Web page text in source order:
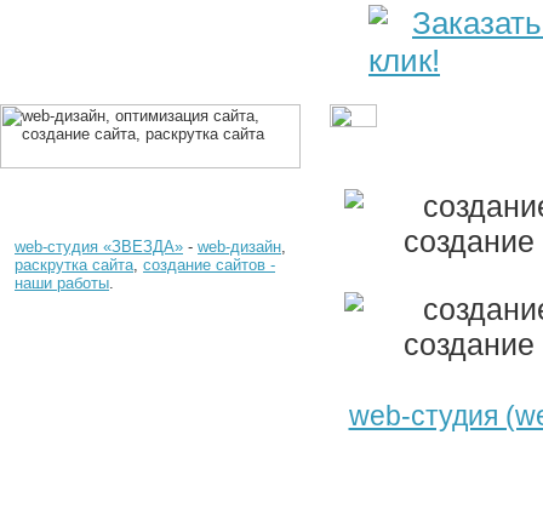
web-студия «ЗВЕЗДА» - web-дизайн,
раскрутка сайта, создание сайтов -
наши работы.
web-студия